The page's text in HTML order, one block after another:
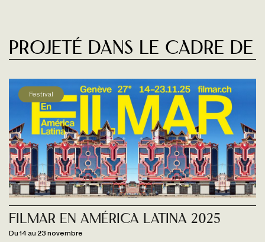
Projeté dans le cadre de
Festival
FILMAR EN AMÉRICA LATINA 2025
Du 14 au 23 novembre